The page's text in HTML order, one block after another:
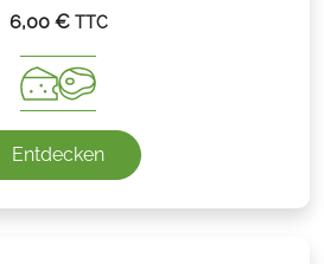
6,00 € TTC
Entdecken